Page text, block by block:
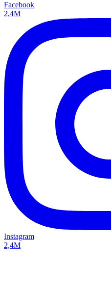
Facebook
2,4M
Instagram
2,4M